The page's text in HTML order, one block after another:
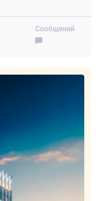
Сообщений